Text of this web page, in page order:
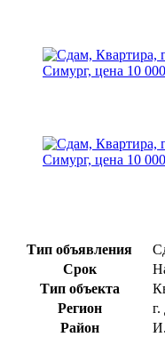
Тип объявления
Срок
Тип объекта
Регион
Район